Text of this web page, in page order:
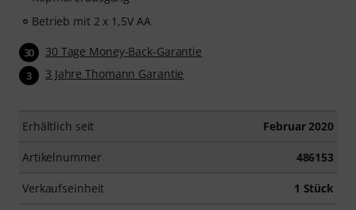
Betrieb mit 2 x 1,5V AA
30 30 Tage Money-Back-Garantie
3 3 Jahre Thomann Garantie
Erhältlich seit Februar 2020
Artikelnummer 486153
Verkaufseinheit 1 Stück